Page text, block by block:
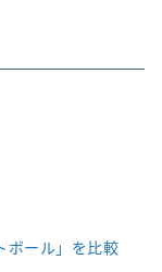
ボール」を比較